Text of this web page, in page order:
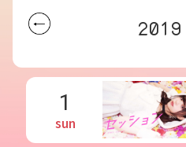
2019
1
sun